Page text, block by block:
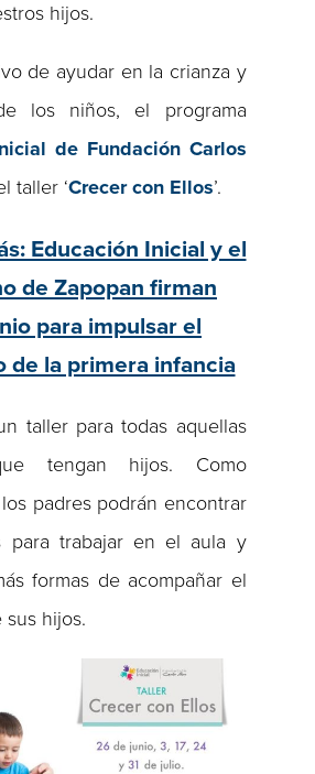
hijos.
de ayudar en la crianza y
los niños, el programa
de Fundación Carlos
taller ‘Crecer con Ellos’.
Educación Inicial y el
de Zapopan firman
para impulsar el
de la primera infancia
taller para todas aquellas
tengan hijos. Como
padres podrán encontrar
para trabajar en el aula y
formas de acompañar el
sus hijos.